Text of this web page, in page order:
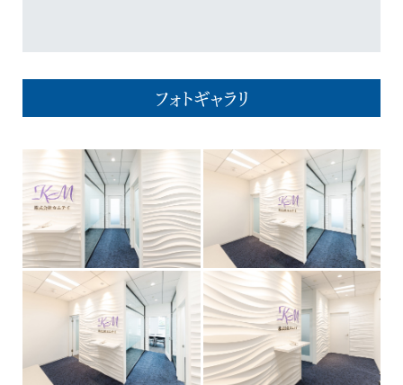
フォトギャラリ